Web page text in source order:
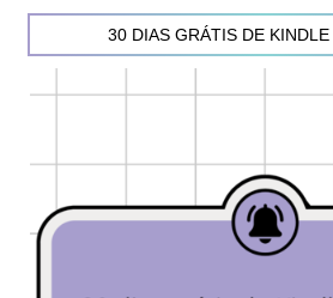
30 DIAS GRÁTIS DE